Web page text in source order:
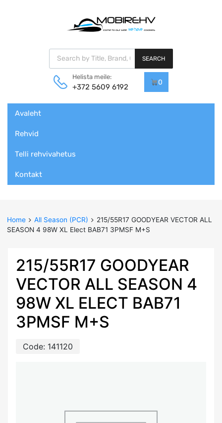
Products search
SEARCH
Helista meile:
+372 5609 6192
0
content
Avaleht
Rehvid
Telli rehvivahetus
Kontakt
Home All Season (PCR)
215/55R17 GOODYEAR VECTOR ALL
SEASON 4 98W XL Elect BAB71 3PMSF M+S
215/55R17 GOODYEAR
VECTOR ALL SEASON 4
98W XL ELECT BAB71
3PMSF M+S
Code: 141120